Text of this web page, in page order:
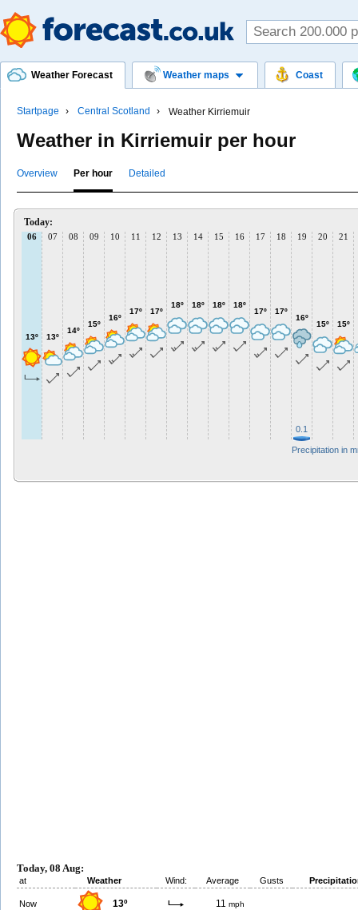
Weather Forecast Weather maps Coast
Startpage Central Scotland Weather Kirriemuir
Weather in Kirriemuir per hour
Overview Per hour Detailed
Today:
06
13º
07
13º
08
14º
09
15º
10
16º
11
17º
12
17º
13
18º
14
18º
15
18º
16
18º
17
17º
18
17º
19
16º
Precipitation in
0.1
20
15º
21
15º
Today, 08 Aug:
at Weather Wind: Average Gusts
Now 13º 11 mph